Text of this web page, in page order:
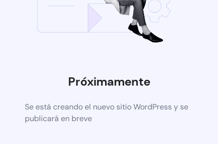
Próximamente
Se está creando el nuevo sitio WordPress y se
publicará en breve